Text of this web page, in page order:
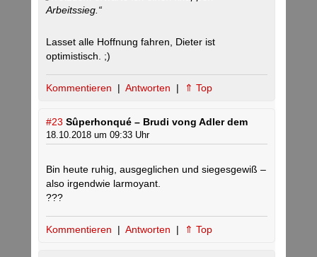
Arbeitssieg.“
Lasset alle Hoffnung fahren, Dieter ist
optimistisch. ;)
Kommentieren | Antworten | ⇑ Top
#23 Sûperhonqué – Brudi vong Adler dem
18.10.2018 um 09:33 Uhr
Bin heute ruhig, ausgeglichen und siegesgewiß –
also irgendwie larmoyant.
???
Kommentieren | Antworten | ⇑ Top